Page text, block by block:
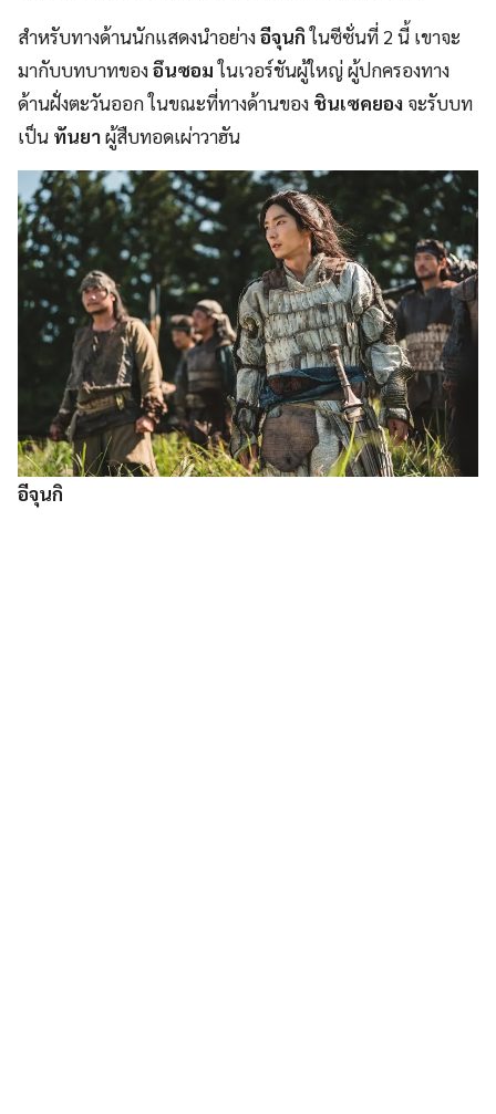
สำหรับทางด้านนักแสดงนำอย่างอีจุนกิในซีซั่นที่ 2 นี้ เขาจะ
มากับบทบาทของอึนซอมในเวอร์ชันผู้ใหญ่ ผู้ปกครองทาง
ด้านฝั่งตะวันออก ในขณะที่ทางด้านของ ชินเซคยอง จะรับบท
เป็น ทันยาผู้สืบทอดเผ่าวาฮัน
อีจุนกิ